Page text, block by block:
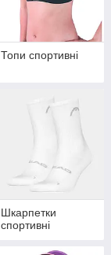
Топи спортивні
Шкарпетки
спортивні